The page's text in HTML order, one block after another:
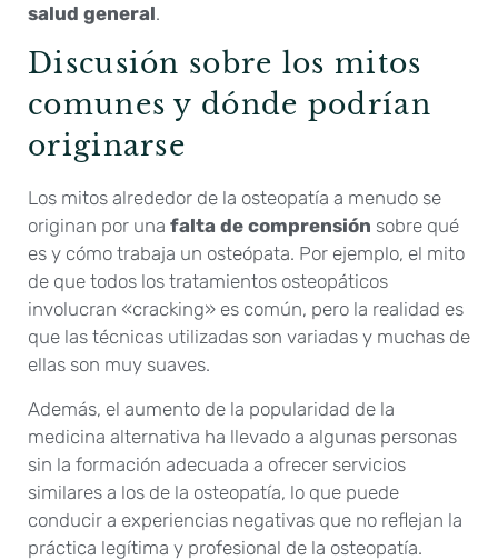
salud general.
Discusión sobre los mitos
comunes y dónde podrían
originarse
Los mitos alrededor de la osteopatía a menudo se
originan por una falta de comprensión sobre qué
es y cómo trabaja un osteópata. Por ejemplo, el mito
de que todos los tratamientos osteopáticos
involucran «cracking» es común, pero la realidad es
que las técnicas utilizadas son variadas y muchas de
ellas son muy suaves.
Además, el aumento de la popularidad de la
medicina alternativa ha llevado a algunas personas
sin la formación adecuada a ofrecer servicios
similares a los de la osteopatía, lo que puede
conducir a experiencias negativas que no reflejan la
práctica legítima y profesional de la osteopatía.